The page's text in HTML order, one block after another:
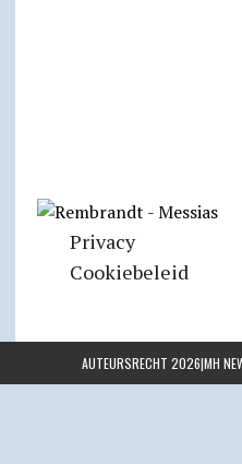
Privacy
Cookiebeleid
AUTEURSRECHT 2026|MH